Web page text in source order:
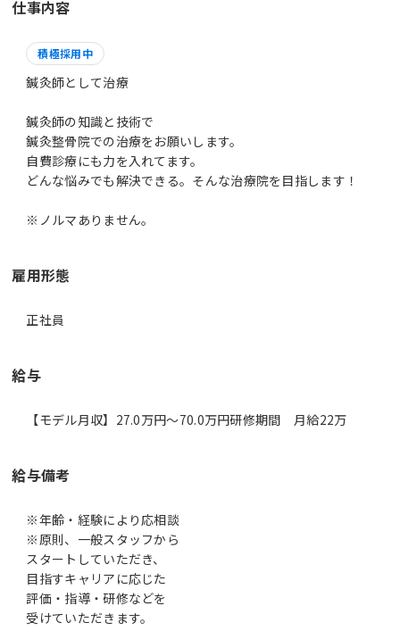
仕事内容
積極採用中
鍼灸師として治療
鍼灸師の知識と技術で
鍼灸整骨院での治療をお願いします。
自費診療にも力を入れてます。
どんな悩みでも解決できる。そんな治療院を目指します！
※ノルマありません。
雇用形態
正社員
給与
【モデル月収】27.0万円〜70.0万円研修期間 月給22万
給与備考
※年齢・経験により応相談
※原則、一般スタッフから
スタートしていただき、
目指すキャリアに応じた
評価・指導・研修などを
受けていただきます。